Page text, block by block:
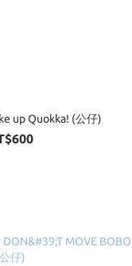
up Quokka! (公仔)